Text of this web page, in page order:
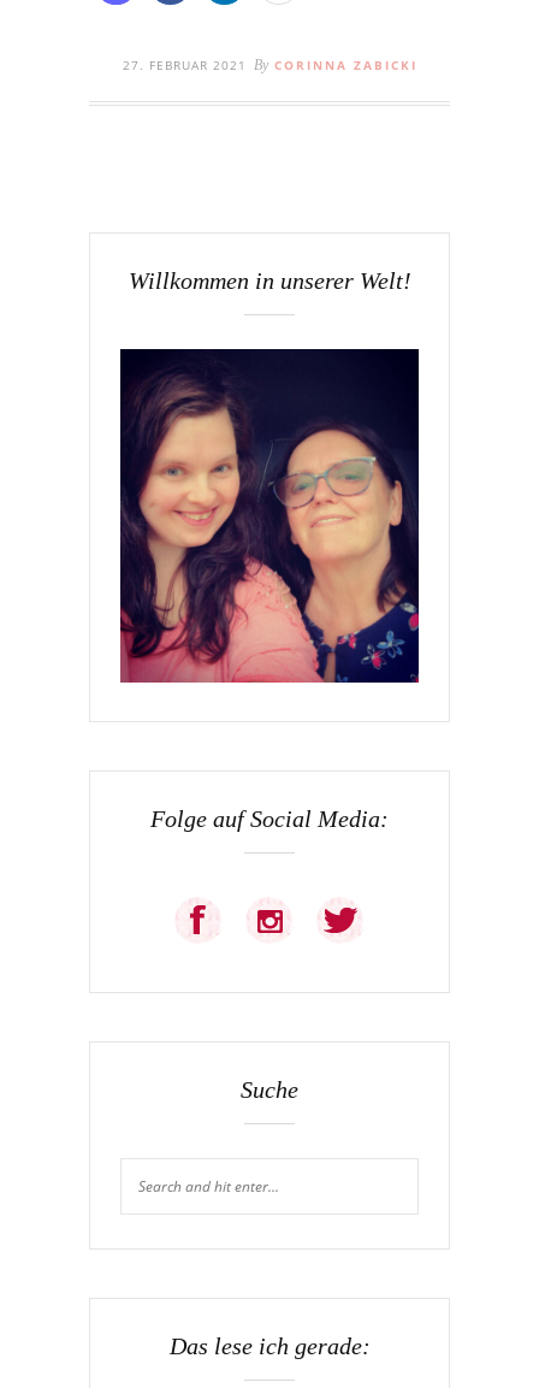
27. FEBRUAR 2021 By CORINNA ZABICKI
Willkommen in unserer Welt!
Folge auf Social Media:
Suche
Das lese ich gerade: